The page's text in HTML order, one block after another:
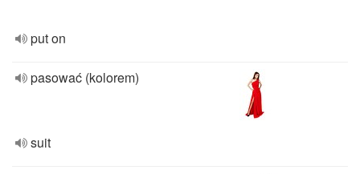
put on
pasować (kolorem)
suit